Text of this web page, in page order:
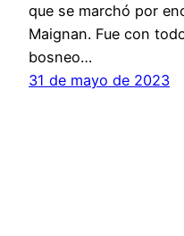
que se marchó por
Maignan. Fue con
bosneo…
31 de mayo de 2023